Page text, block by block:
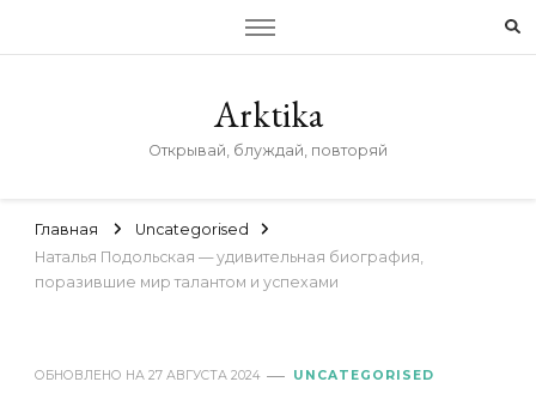
Arktika
Открывай, блуждай, повторяй
Главная
Uncategorised
Наталья Подольская — удивительная биография,
поразившие мир талантом и успехами
ОБНОВЛЕНО НА 27 АВГУСТА 2024 UNCATEGORISED